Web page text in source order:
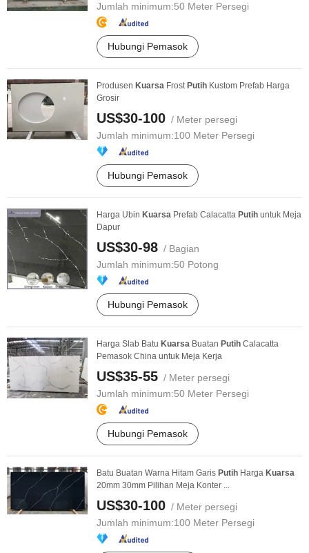
Jumlah minimum:50 Meter Persegi
Hubungi Pemasok
Produsen Kuarsa Frost Putih Kustom Prefab Harga
Grosir
US$30-100 / Meter persegi
Jumlah minimum:100 Meter Persegi
Hubungi Pemasok
Harga Ubin Kuarsa Prefab Calacatta Putih untuk Meja
Dapur
US$30-98 / Bagian
Jumlah minimum:50 Potong
Hubungi Pemasok
Harga Slab Batu Kuarsa Buatan Putih Calacatta
Pemasok China untuk Meja Kerja
US$35-55 / Meter persegi
Jumlah minimum:50 Meter Persegi
Hubungi Pemasok
Batu Buatan Warna Hitam Garis Putih Harga Kuarsa
20mm 30mm Pilihan Meja Konter ...
US$30-100 / Meter persegi
Jumlah minimum:100 Meter Persegi